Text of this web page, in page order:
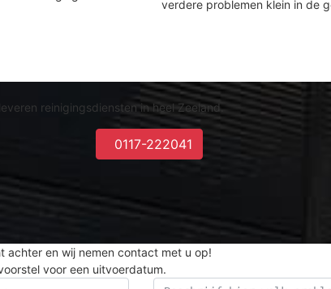
verdere problemen klein in de
reinigingsdiensten in heel Zeeland.
0117-222041
en wij nemen contact met u op!
voor een uitvoerdatum.